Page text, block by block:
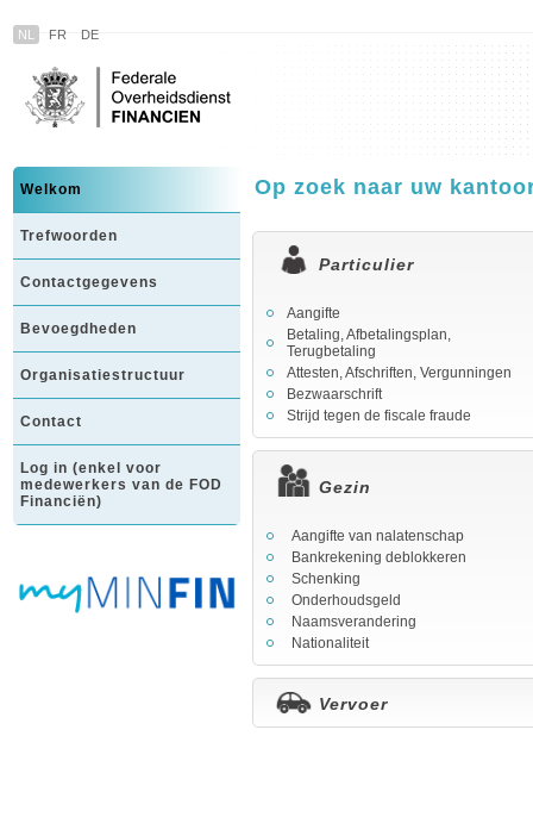
NL FR DE
Welkom
Trefwoorden
Contactgegevens
Bevoegdheden
Organisatiestructuur
Contact
Log in (enkel voor
medewerkers van de FOD
Financiën)
Op zoek naar uw
Particulier
Aangifte
Betaling, Afbetalingsplan,
Terugbetaling
Attesten, Afschriften, Vergunningen
Bezwaarschrift
Strijd tegen de fiscale fraude
Gezin
Aangifte van nalatenschap
Bankrekening deblokkeren
Schenking
Onderhoudsgeld
Naamsverandering
Nationaliteit
Vervoer